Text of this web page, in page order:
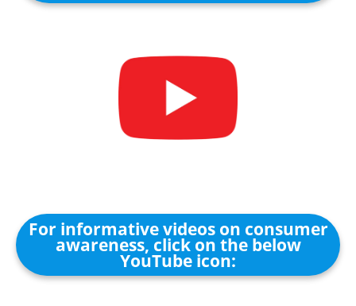
For informative videos on consumer
awareness, click on the below
YouTube icon: